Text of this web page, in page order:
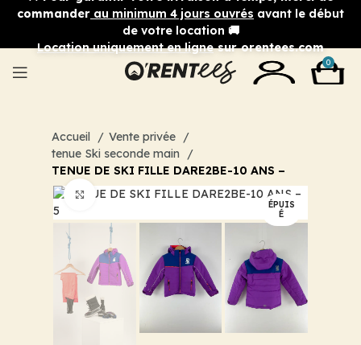
commander au minimum 4 jours ouvrés avant le début
de votre location 🚚
Location uniquement en lignesur orentees.com
0
Accueil
Vente privée
tenue Ski seconde main
TENUE DE SKI FILLE DARE2BE-10 ANS –
ÉPUIS
É
Cliquez pour agrandir